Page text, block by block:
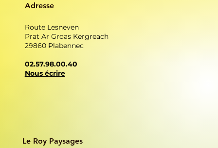
Le Roy Paysages
Adresse
Route Lesneven
Prat Ar Groas Kergreach
29860 Plabennec
02.57.98.00.40
Nous écrire